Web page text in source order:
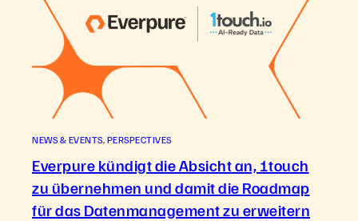
NEWS & EVENTS, PERSPECTIVES
Everpure kündigt die Absicht an, 1touch
zu übernehmen und damit die Roadmap
für das Datenmanagement zu erweitern